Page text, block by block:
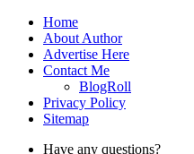
Skip
content
Home
About Author
Advertise Here
Contact Me
BlogRoll
Privacy Policy
Sitemap
Have any questions?